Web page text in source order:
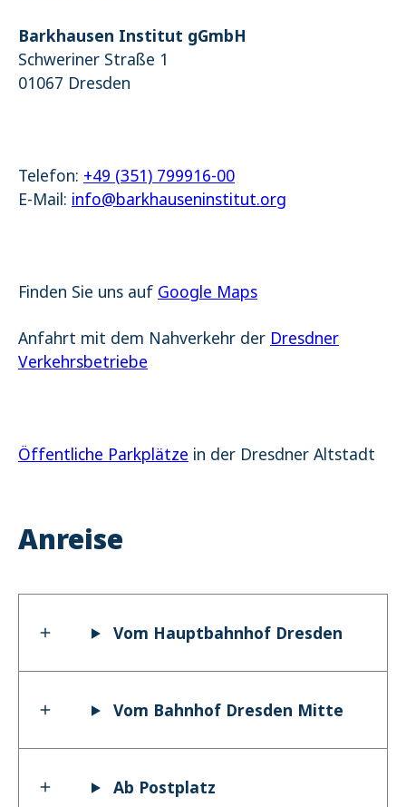
Barkhausen Institut gGmbH
Schweriner Straße 1
01067 Dresden
Telefon: +49 (351) 799916-00
E-Mail: info@barkhauseninstitut.org
Finden Sie uns auf Google Maps
Anfahrt mit dem Nahverkehr der Dresdner
Verkehrsbetriebe
Öffentliche Parkplätze in der Dresdner Altstadt
Anreise
Vom Hauptbahnhof Dresden
Vom Bahnhof Dresden Mitte
Ab Postplatz
_pk_ses.1.4143